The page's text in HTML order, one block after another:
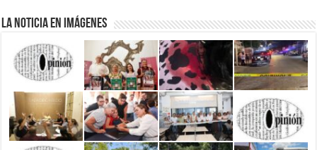
La Noticia en Imágenes